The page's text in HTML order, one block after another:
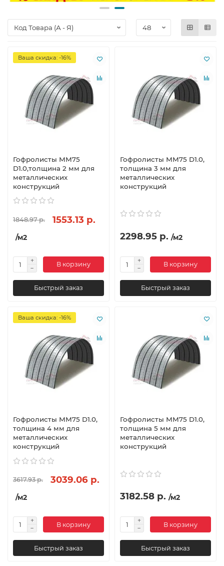
Ваша скидка: -16%
Гофролисты ММ75
D1.0,толщина 2 мм для
металлических
конструкций
1848.97 р. 1553.13 р.
/м2
В корзину
Быстрый заказ
Гофролисты ММ75 D1.0,
толщина 3 мм для
металлических
конструкций
2298.95 р. /м2
В корзину
Быстрый заказ
Ваша скидка: -16%
Гофролисты ММ75 D1.0,
толщина 4 мм для
металлических
конструкций
3617.93 р. 3039.06 р.
/м2
В корзину
Быстрый заказ
Гофролисты ММ75 D1.0,
толщина 5 мм для
металлических
конструкций
3182.58 р. /м2
В корзину
Быстрый заказ